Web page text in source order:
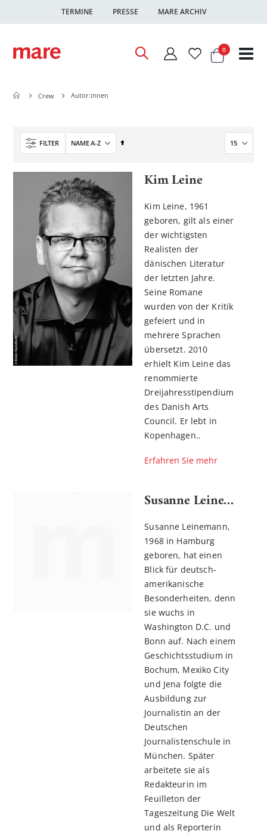
TERMINE PRESSE MARE ARCHIV
Warenkorb
0Artikel
Crew Autor:innen
FILTER
In
ReihenfolgeKim Leine
Kim Leine, 1961
geboren, gilt als einer
der wichtigsten
Realisten der
dänischen Literatur
der letzten Jahre.
Seine Romane
wurden von der Kritik
gefeiert und in
mehrere Sprachen
übersetzt. 2010
erhielt Kim Leine das
renommierte
Dreijahresstipendium
des Danish Arts
Council. Er lebt in
Kopenhagen..
Erfahren Sie mehr
Susanne Leinemann
Susanne Leinemann,
1968 in Hamburg
geboren, hat einen
Blick für deutsch-
amerikanische
Besonderheiten, denn
sie wuchs in
Washington D.C. und
Bonn auf. Nach einem
Geschichtsstudium in
Bochum, Mexiko City
und Jena folgte die
Ausbildung zur
Journalistin an der
Deutschen
Journalistenschule in
München. Später
arbeitete sie als
Redakteurin im
Feuilleton der
Tageszeitung Die Welt
und als Reporterin